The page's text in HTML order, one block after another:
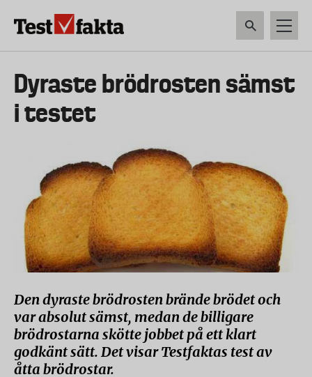
Huvudmeny
ny
Dyraste brödrosten sämst
i testet
Den dyraste brödrosten brände brödet och
var absolut sämst, medan de billigare
brödrostarna skötte jobbet på ett klart
godkänt sätt. Det visar Testfaktas test av
åtta brödrostar.